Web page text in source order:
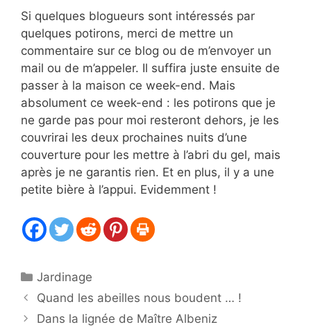
Si quelques blogueurs sont intéressés par
quelques potirons, merci de mettre un
commentaire sur ce blog ou de m’envoyer un
mail ou de m’appeler. Il suffira juste ensuite de
passer à la maison ce week-end. Mais
absolument ce week-end : les potirons que je
ne garde pas pour moi resteront dehors, je les
couvrirai les deux prochaines nuits d’une
couverture pour les mettre à l’abri du gel, mais
après je ne garantis rien. Et en plus, il y a une
petite bière à l’appui. Evidemment !
Catégories
Jardinage
Quand les abeilles nous boudent … !
Dans la lignée de Maître Albeniz